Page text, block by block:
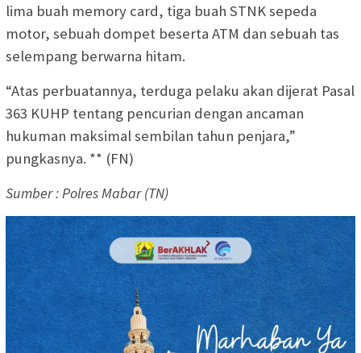
lima buah memory card, tiga buah STNK sepeda
motor, sebuah dompet beserta ATM dan sebuah tas
selempang berwarna hitam.
“Atas perbuatannya, terduga pelaku akan dijerat Pasal
363 KUHP tentang pencurian dengan ancaman
hukuman maksimal sembilan tahun penjara,”
pungkasnya. ** (FN)
Sumber : Polres Mabar (TN)